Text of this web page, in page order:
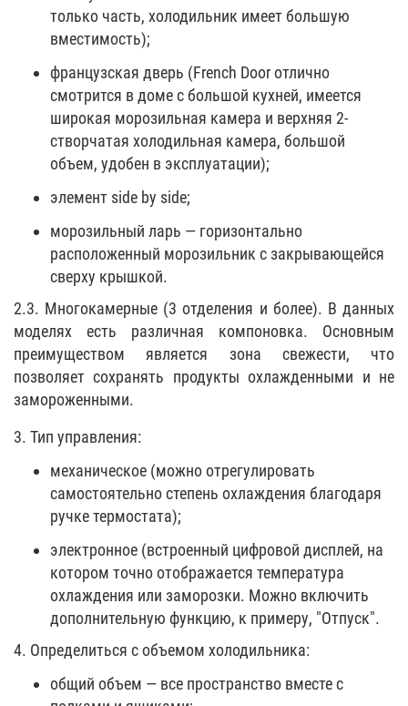
только часть, холодильник имеет большую
вместимость);
французская дверь (French Door отлично
смотрится в доме с большой кухней, имеется
широкая морозильная камера и верхняя 2-
створчатая холодильная камера, большой
объем, удобен в эксплуатации);
элемент side by side;
морозильный ларь — горизонтально
расположенный морозильник с закрывающейся
сверху крышкой.
2.3. Многокамерные (3 отделения и более). В данных
моделях есть различная компоновка. Основным
преимуществом является зона свежести, что
позволяет сохранять продукты охлажденными и не
замороженными.
3. Тип управления:
механическое (можно отрегулировать
самостоятельно степень охлаждения благодаря
ручке термостата);
электронное (встроенный цифровой дисплей, на
котором точно отображается температура
охлаждения или заморозки. Можно включить
дополнительную функцию, к примеру, "Отпуск".
4. Определиться с объемом холодильника:
общий объем — все пространство вместе с